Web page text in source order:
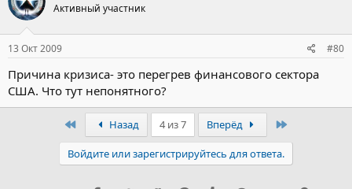
Активный участник
13 Окт 2009 #80
Причина кризиса- это перегрев финансового сектора
США. Что тут непонятного?
ПервыйНазад 4 из 7 Вперёд
Войдите или зарегистрируйтесь для ответа.